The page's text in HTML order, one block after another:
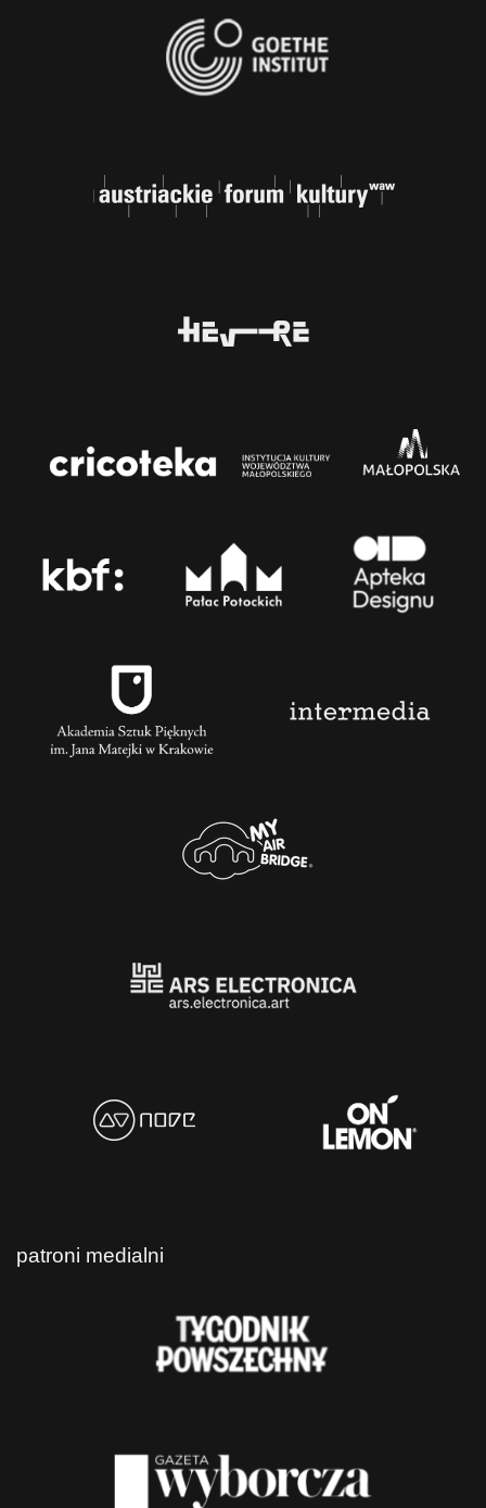
patroni medialni